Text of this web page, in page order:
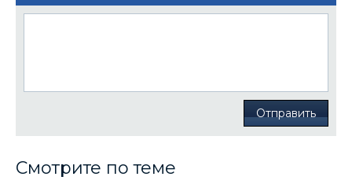
Отправить
Смотрите по теме